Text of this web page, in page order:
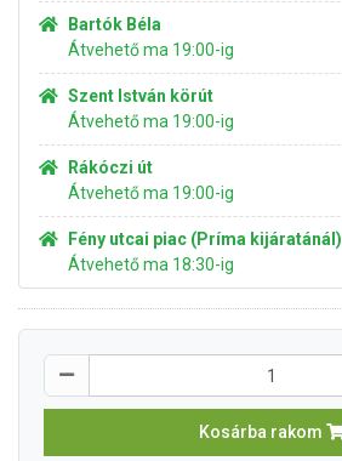
Bartók Béla
Átvehető ma 19:00-ig
Szent István körút
Átvehető ma 19:00-ig
Rákóczi út
Átvehető ma 19:00-ig
Fény utcai piac (Príma kijáratánál)
Átvehető ma 18:30-ig
Kosárba rakom